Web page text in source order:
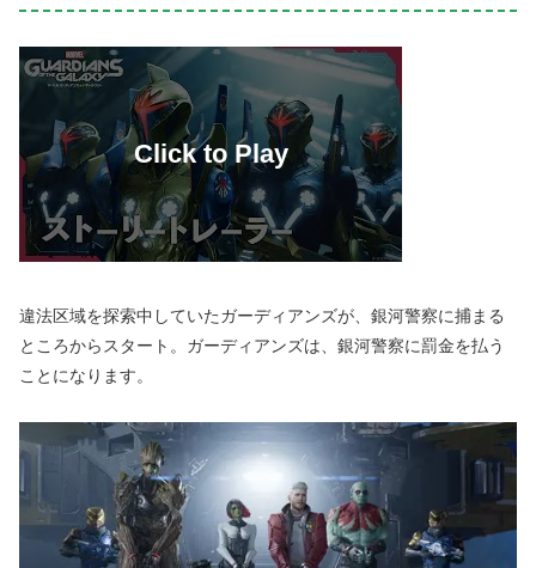
違法区域を探索中していたガーディアンズが、銀河警察に捕まる
ところからスタート。ガーディアンズは、銀河警察に罰金を払う
ことになります。